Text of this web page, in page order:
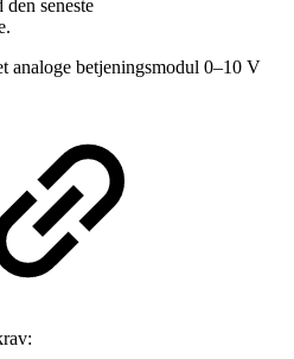
den seneste
analoge betjeningsmodul 0–10 V